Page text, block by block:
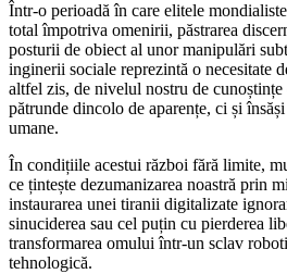
Într-o perioadă în care elitele
total împotriva omenirii, păstrarea
posturii de obiect al unor manipulări
inginerii sociale reprezintă o necesitate
altfel zis, de nivelul nostru de cunoștințe
pătrunde dincolo de aparențe, ci și
umane.
În condițiile acestui război fără limite,
ce țintește dezumanizarea noastră prin
instaurarea unei tiranii digitalizate
sinuciderea sau cel puțin cu pierderea
transformarea omului într-un sclav
tehnologică.